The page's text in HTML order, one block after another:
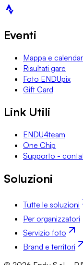
Eventi
Mappa e
Risultati gare
Foto ENDUpix
Gift Card
Link Utili
ENDU4team
One Chip
Supporto -
Soluzioni
Tutte le soluzioni
Per organizzatori
Servizio foto
Brand e territori